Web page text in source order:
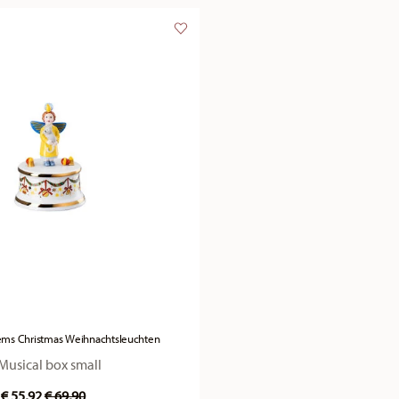
Christmas Weihnachtsleuchten
box small
Price reduced from
to